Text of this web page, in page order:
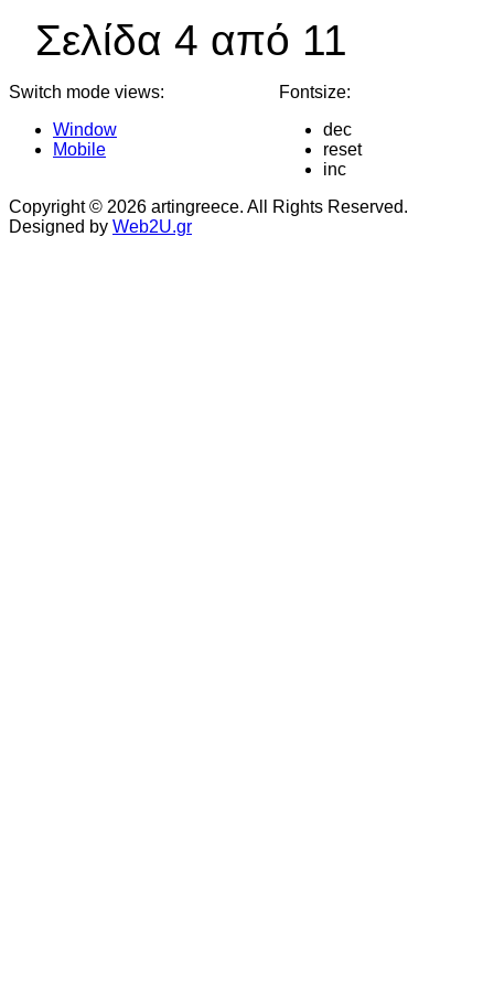
Σελίδα 4 από 11
Switch mode views:
Window
Mobile
Fontsize:
dec
reset
inc
Copyright © 2026 artingreece. All Rights Reserved.
Designed by Web2U.gr